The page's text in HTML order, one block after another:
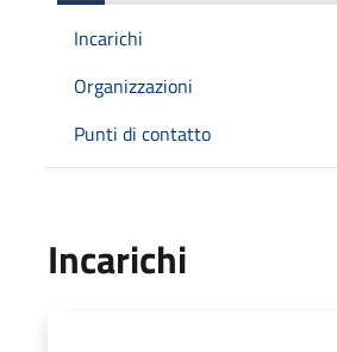
Incarichi
Organizzazioni
Punti di contatto
Incarichi